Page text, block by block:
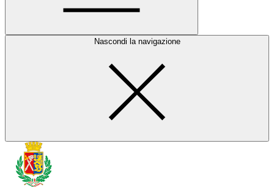
Nascondi la navigazione